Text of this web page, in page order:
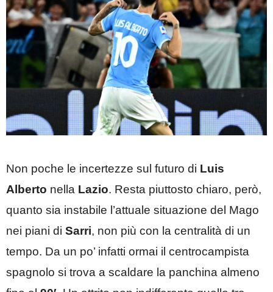
Non poche le incertezze sul futuro di Luis
Alberto nella Lazio. Resta piuttosto chiaro, però,
quanto sia instabile l’attuale situazione del Mago
nei piani di Sarri, non più con la centralità di un
tempo. Da un po’ infatti ormai il centrocampista
spagnolo si trova a scaldare la panchina almeno